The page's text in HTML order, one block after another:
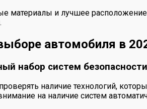
материалы и лучшее
автомобиля в
набор систем безопасности
наличие технологий,
на наличие систем